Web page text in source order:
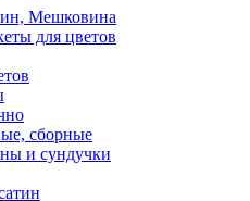
Мешковина
для цветов
сборные
и сундучки